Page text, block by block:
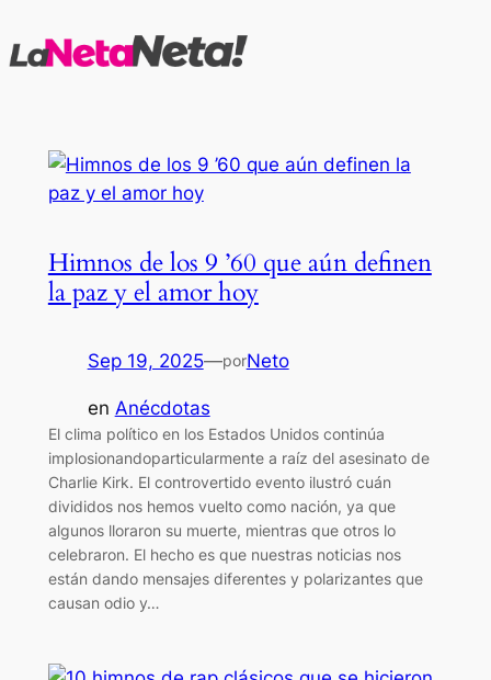
al
Himnos de los 9 ’60 que aún definen
la paz y el amor hoy
Sep 19, 2025—porNeto
en Anécdotas
El clima político en los Estados Unidos continúa
implosionandoparticularmente a raíz del asesinato de
Charlie Kirk. El controvertido evento ilustró cuán
divididos nos hemos vuelto como nación, ya que
algunos lloraron su muerte, mientras que otros lo
celebraron. El hecho es que nuestras noticias nos
están dando mensajes diferentes y polarizantes que
causan odio y…